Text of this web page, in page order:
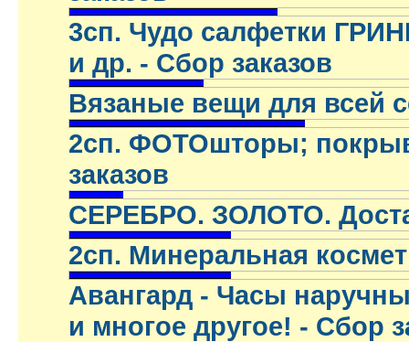
3сп. Чудо салфетки
и др. - Сбор заказов
Вязаные вещи для всей
2сп. ФОТОшторы;
заказов
СЕРЕБРО. ЗОЛОТО.
2сп. Минеральная
Авангард - Часы
и многое другое! - Сбор